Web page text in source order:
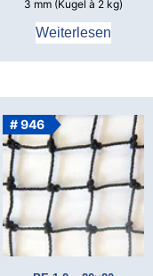
3 mm (Kugel à 2 kg)
Weiterlesen
# 946